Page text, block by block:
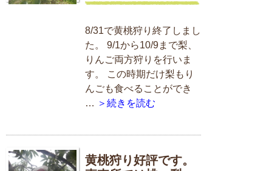
8/31で黄桃狩り終了しまし
た。 9/1から10/9まで梨、
りんご両方狩りを行いま
す。 この時期だけ梨もり
んごも食べることができ
… ＞続きを読む
黄桃狩り好評です。